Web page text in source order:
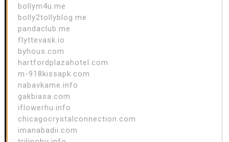
bollym4u.me
bolly2tollyblog.me
pandaclub.me
flyttevask.io
byhous.com
hartfordplazahotel.com
m-918kissapk.com
nabavkame.info
gakbiasa.com
iflowerhu.info
chicagocrystalconnection.com
imanabadii.com